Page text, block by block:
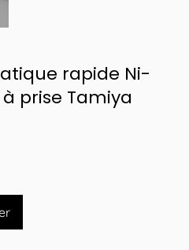
rapide Ni-
à prise Tamiya